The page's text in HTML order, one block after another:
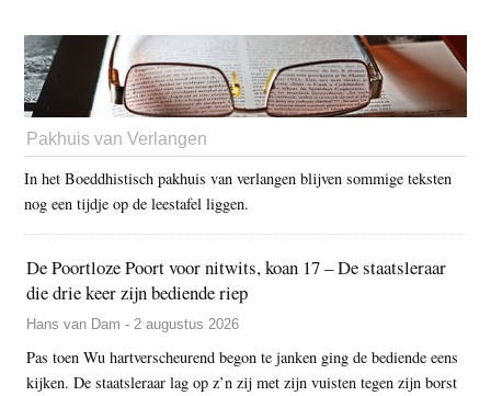
Pakhuis van Verlangen
In het Boeddhistisch pakhuis van verlangen blijven sommige teksten
nog een tijdje op de leestafel liggen.
De Poortloze Poort voor nitwits, koan 17 – De staatsleraar
die drie keer zijn bediende riep
Hans van Dam - 2 augustus 2026
Pas toen Wu hartverscheurend begon te janken ging de bediende eens
kijken. De staatsleraar lag op z’n zij met zijn vuisten tegen zijn borst